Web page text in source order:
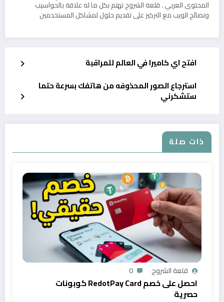
المحتوى العربي . قلعة الشروح تهتم بكل ما له علاقة بالحواسيب
ونصائح الويب مع التركيز على تقديم حلول لمشاكل المستخدمين
افتح اي كاميرا في العالم للمراقبة
استرجاع الصور المحذوفه من هاتفك بسرعة حتما
ستشكرني
ذات صلة
قلعة الشروح 0
احصل على خصم RedotPay Card كوبونات
حصرية